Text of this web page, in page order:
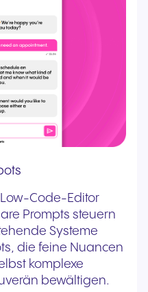
Code-Editor
Prompts steuern
Systeme
die feine Nuancen
komplexe
bewältigen.